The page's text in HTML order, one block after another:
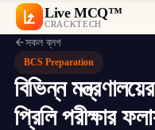
Live MCQ™
CRACKTECH
সকল ব্লগ
BCS Preparation
বিভিন্ন
প্রিলি পরীক্ষার